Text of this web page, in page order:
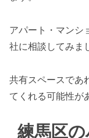
アパート・マンシ
社に相談してみま
共有スペースであ
てくれる可能性が
練馬区